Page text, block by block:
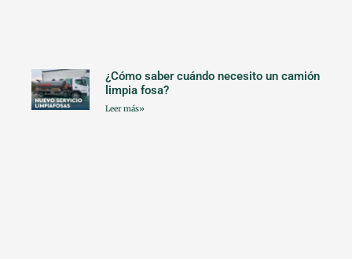
¿Cómo saber cuándo necesito un camión
limpia fosa?
Leer más»